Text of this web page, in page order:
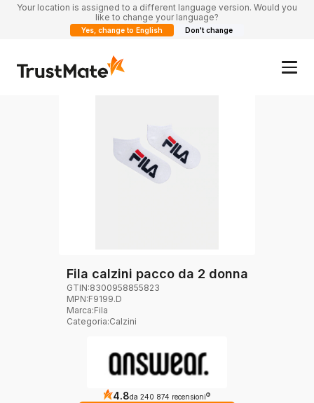
Your location is assigned to a different language version. Would you
like to change your language?
Yes, change to English Don't change
Fila calzini pacco da 2 donna
GTIN:8300958855823
MPN:F9199.D
Marca:Fila
Categoria:Calzini
4.8da 240 874 recensioni ?